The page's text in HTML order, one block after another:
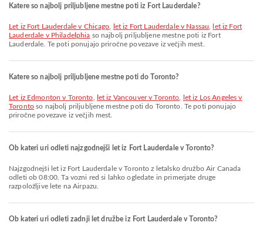
Katere so najbolj priljubljene mestne poti iz Fort Lauderdale?
let iz Fort Lauderdale v Chicago let iz Fort Lauderdale v Nassau
let iz Fort
Lauderdale v Philadelphia so najbolj priljubljene mestne poti iz Fort
Lauderdale. Te poti ponujajo priročne povezave iz večjih mest.
Katere so najbolj priljubljene mestne poti do Toronto?
let iz Edmonton v Toronto let iz Vancouver v Toronto
let iz Los Angeles v
Torontoso najbolj priljubljene mestne poti do Toronto. Te poti ponujajo
priročne povezave iz večjih mest.
Ob kateri uri odleti najzgodnejši let iz Fort Lauderdale v Toronto?
Najzgodnejši let iz Fort Lauderdale v Toronto z letalsko družbo Air Canada
odleti ob 08:00. Ta vozni red si lahko ogledate in primerjate druge
razpoložljive lete na Airpazu.
Ob kateri uri odleti zadnji let družbe iz Fort Lauderdale v Toronto?